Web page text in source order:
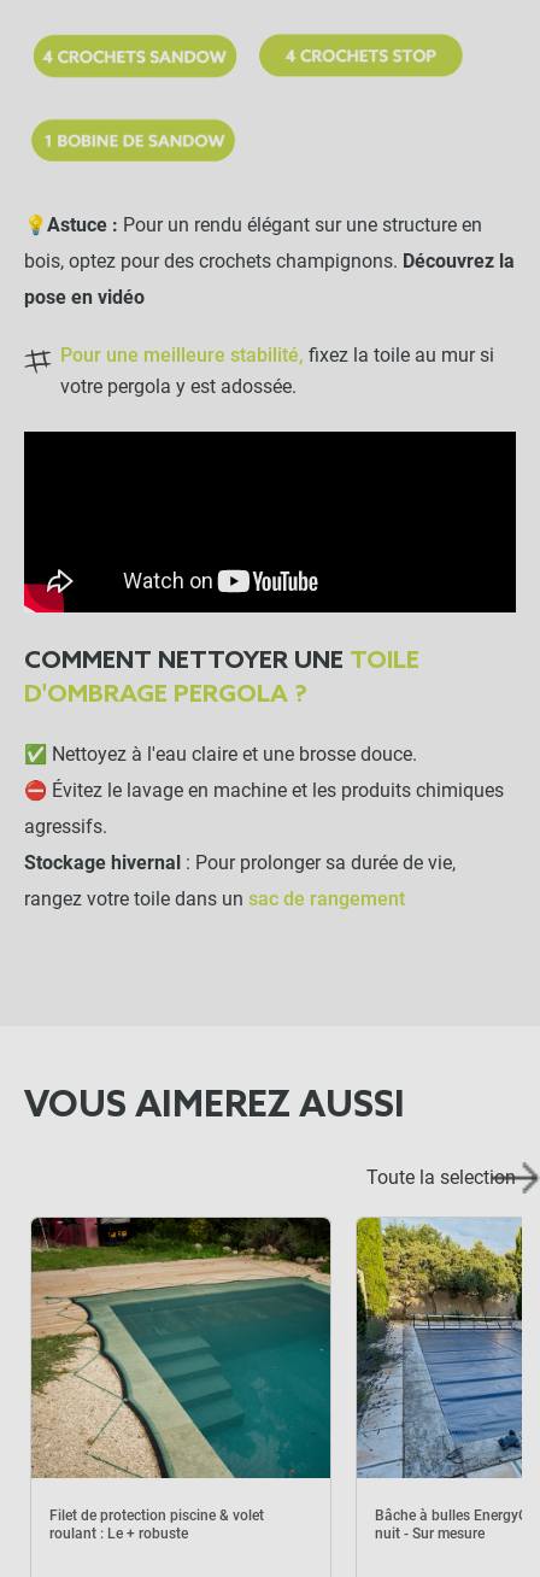
💡Astuce : Pour un rendu élégant sur une structure en
bois, optez pour des crochets champignons. Découvrez la
pose en vidéo
Pour une meilleure stabilité, fixez la toile au mur si
votre pergola y est adossée.
COMMENT NETTOYER UNE TOILE
D'OMBRAGE PERGOLA ?
✅ Nettoyez à l'eau claire et une brosse douce.
⛔ Évitez le lavage en machine et les produits chimiques
agressifs.
Stockage hivernal : Pour prolonger sa durée de vie,
rangez votre toile dans un sac de rangement
VOUS AIMEREZ AUSSI
Toute la selection
Filet de protection piscine & volet
roulant : Le + robuste
Bâche à bulles
nuit - Sur mesure